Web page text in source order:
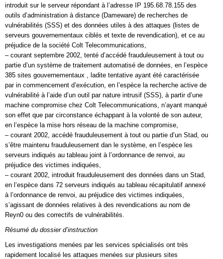
introduit sur le serveur répondant à l’adresse IP 195.68.78.155 des
outils d’administration à distance (Dameware) de recherches de
vulnérabilités (SSS) et des données utiles à des attaques (listes de
serveurs gouvernementaux ciblés et texte de revendication), et ce au
préjudice de la société Colt Telecommunications,
– courant septembre 2002, tenté d’accédé frauduleusement à tout ou
partie d’un système de traitement automatisé de données, en l’espèce
385 sites gouvernementaux , ladite tentative ayant été caractérisée
par in commencement d’exécution, en l’espèce la recherche active de
vulnérabilité à l’aide d’un outil par nature intrusif (SSS), à partir d’une
machine compromise chez Colt Telecommunications, n’ayant manqué
son effet que par circonstance échappant à la volonté de son auteur,
en l’espèce la mise hors réseau de la machine compromise,
– courant 2002, accédé frauduleusement à tout ou partie d’un Stad, ou
s’être maintenu frauduleusement dan le système, en l’espèce les
serveurs indiqués au tableau joint à l’ordonnance de renvoi, au
préjudice des victimes indiquées,
– courant 2002, introduit frauduleusement des données dans un Stad,
en l’espèce dans 72 serveurs indiqués au tableau récapitulatif annexé
à l’ordonnance de renvoi, au préjudice des victimes indiquées,
s’agissant de données relatives à des revendications au nom de
Reyn0 ou des correctifs de vulnérabilités.
Résumé du dossier d’instruction
Les investigations menées par les services spécialisés ont très
rapidement localisé les attaques menées sur plusieurs sites